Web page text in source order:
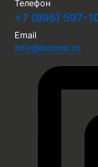
Телефон
+7 (996) 597-
Email
info@borimir.ru